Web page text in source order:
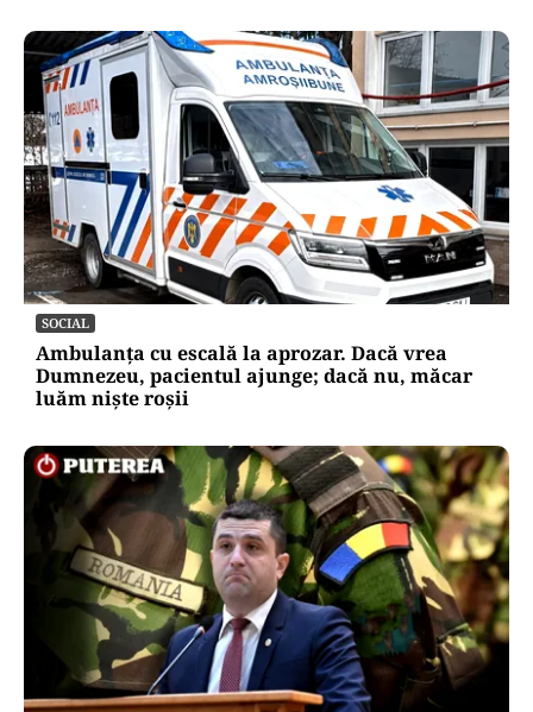
SOCIAL
Ambulanța cu escală la aprozar. Dacă vrea
Dumnezeu, pacientul ajunge; dacă nu, măcar
luăm niște roșii